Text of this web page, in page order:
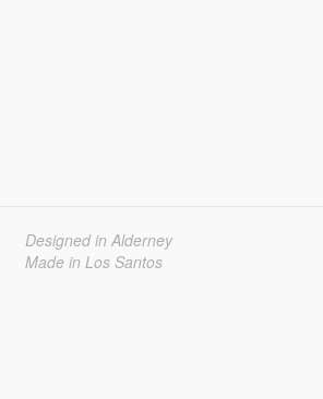
Designed in Alderney
Made in Los Santos